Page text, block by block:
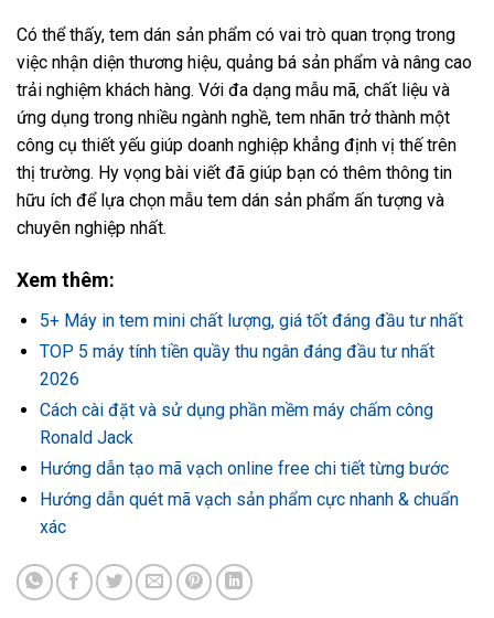
Có thể thấy, tem dán sản phẩm có vai trò quan trọng trong
việc nhận diện thương hiệu, quảng bá sản phẩm và nâng cao
trải nghiệm khách hàng. Với đa dạng mẫu mã, chất liệu và
ứng dụng trong nhiều ngành nghề, tem nhãn trở thành một
công cụ thiết yếu giúp doanh nghiệp khẳng định vị thế trên
thị trường. Hy vọng bài viết đã giúp bạn có thêm thông tin
hữu ích để lựa chọn mẫu tem dán sản phẩm ấn tượng và
chuyên nghiệp nhất.
Xem thêm:
5+ Máy in tem mini chất lượng, giá tốt đáng đầu tư nhất
TOP 5 máy tính tiền quầy thu ngân đáng đầu tư nhất
2026
Cách cài đặt và sử dụng phần mềm máy chấm công
Ronald Jack
Hướng dẫn tạo mã vạch online free chi tiết từng bước
Hướng dẫn quét mã vạch sản phẩm cực nhanh & chuẩn
xác